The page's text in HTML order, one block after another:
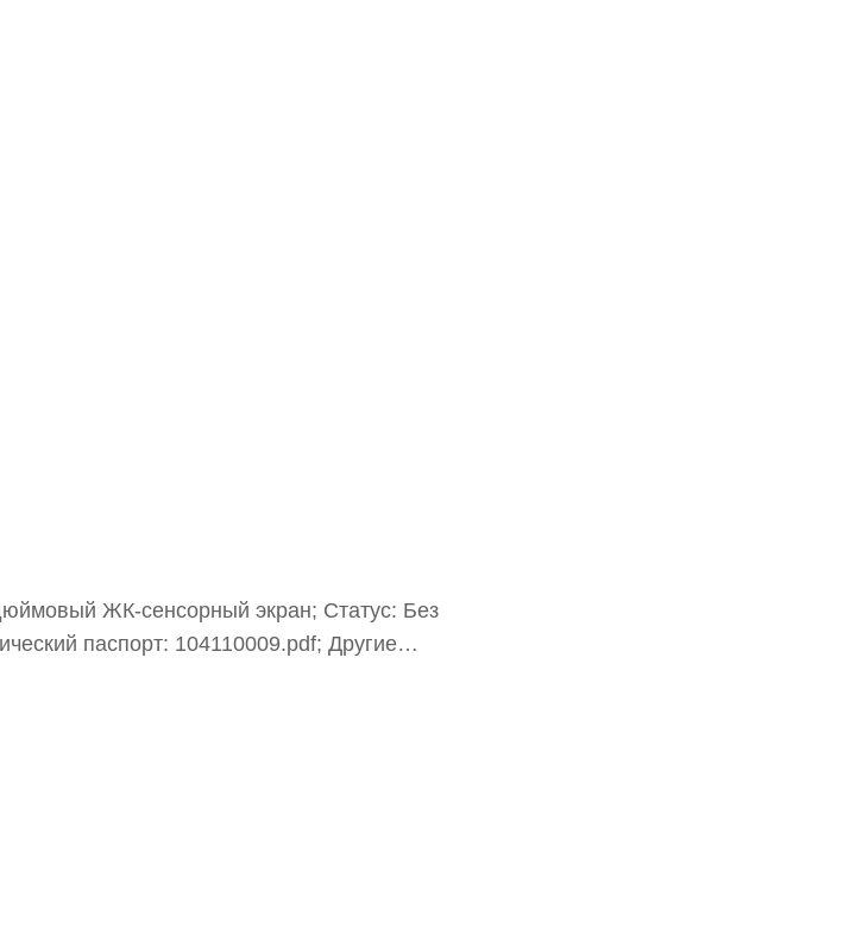
ЖК-сенсорный экран; Статус: Без
паспорт: 104110009.pdf; Другие
дисплей.